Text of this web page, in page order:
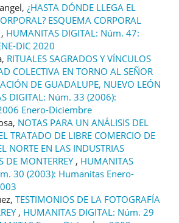
¿HASTA DÓNDE LLEGA EL
ESQUEMA CORPORAL
, HUMANITAS DIGITAL: Núm. 47:
DIC 2020
RITUALES SAGRADOS Y VÍNCULOS
COLECTIVA EN TORNO AL SEÑOR
DE GUADALUPE, NUEVO LEÓN
DIGITAL: Núm. 33 (2006):
Enero-Diciembre
NOTAS PARA UN ANÁLISIS DEL
TRATADO DE LIBRE COMERCIO DE
NORTE EN LAS INDUSTRIAS
DE MONTERREY , HUMANITAS
30 (2003): Humanitas Enero-
TESTIMONIOS DE LA FOTOGRAFÍA
, HUMANITAS DIGITAL: Núm. 29